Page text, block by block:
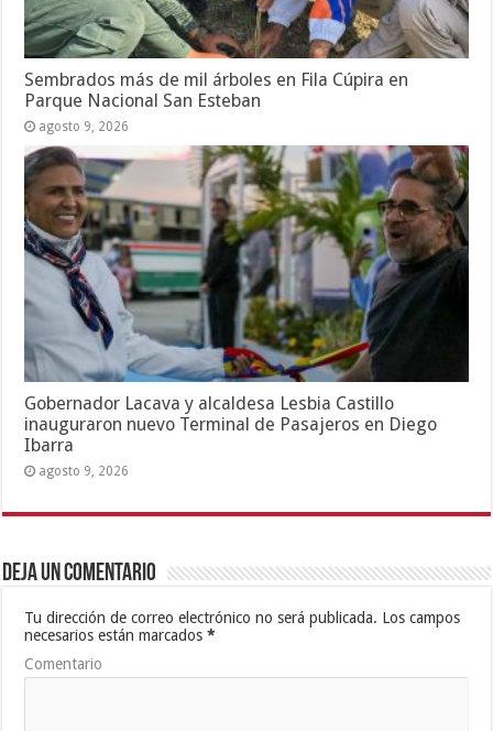
Sembrados más de mil árboles en Fila Cúpira en
Parque Nacional San Esteban
agosto 9, 2026
Gobernador Lacava y alcaldesa Lesbia Castillo
inauguraron nuevo Terminal de Pasajeros en Diego
Ibarra
agosto 9, 2026
Deja un comentario
Tu dirección de correo electrónico no será publicada. Los campos
necesarios están marcados*
Comentario